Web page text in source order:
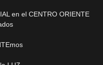
en el CENTRO ORIENTE